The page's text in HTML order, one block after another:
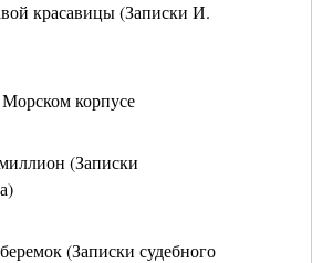
красавицы (Записки И.
корпусе
(Записки
(Записки судебного